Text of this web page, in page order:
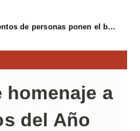
Jorge Vargas y Leo Boya se coronan como mejores escanciadores en El Carbayu
homenaje a
del Año